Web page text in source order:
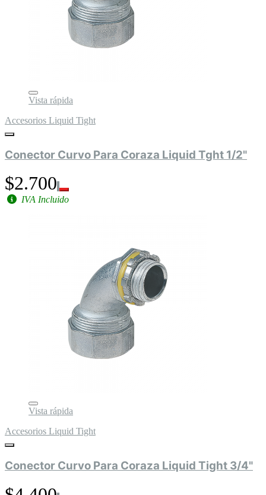
Vista rápida
Accesorios Liquid Tight
Conector Curvo Para Coraza Liquid Tght 1/2"
$2.700
IVA Incluido
Vista rápida
Accesorios Liquid Tight
Conector Curvo Para Coraza Liquid Tight 3/4"